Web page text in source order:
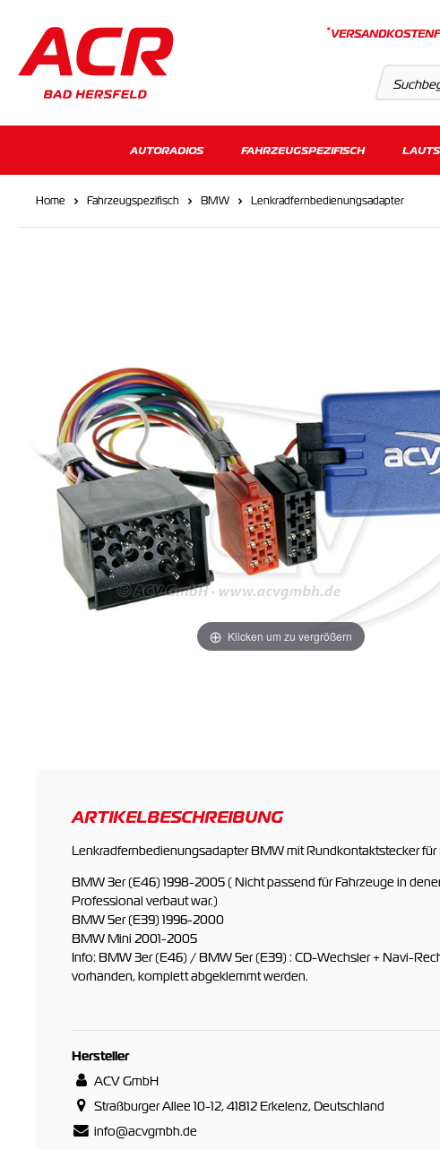
*
AUTORADIOS FAHRZEUGSPEZIFISCH
Home Fahrzeugspezifisch BMW Lenkradfernbedienungsadapter
Klicken um zu vergrößern
ARTIKELBESCHREIBUNG
Lenkradfernbedienungsadapter BMW mit Rundkontaktstecker
BMW 3er (E46) 1998-2005 ( Nicht passend für Fahrzeuge in
Professional verbaut war.)
BMW 5er (E39) 1996-2000
BMW Mini 2001-2005
Info: BMW 3er (E46) / BMW 5er (E39) : CD-Wechsler + Navi-
vorhanden, komplett abgeklemmt werden.
Hersteller
ACV GmbH
Straßburger Allee 10-12, 41812 Erkelenz, Deutschland
info@acvgmbh.de